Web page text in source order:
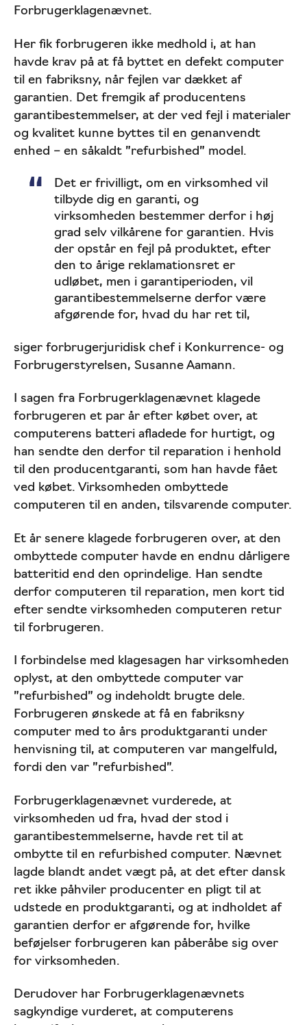
Forbrugerklagenævnet.
Her fik forbrugeren ikke medhold i, at han
havde krav på at få byttet en defekt computer
til en fabriksny, når fejlen var dækket af
garantien. Det fremgik af producentens
garantibestemmelser, at der ved fejl i materialer
og kvalitet kunne byttes til en genanvendt
enhed – en såkaldt ”refurbished” model.
Det er frivilligt, om en virksomhed vil
tilbyde dig en garanti, og
virksomheden bestemmer derfor i høj
grad selv vilkårene for garantien. Hvis
der opstår en fejl på produktet, efter
den to årige reklamationsret er
udløbet, men i garantiperioden, vil
garantibestemmelserne derfor være
afgørende for, hvad du har ret til,
siger forbrugerjuridisk chef i Konkurrence- og
Forbrugerstyrelsen, Susanne Aamann.
I sagen fra Forbrugerklagenævnet klagede
forbrugeren et par år efter købet over, at
computerens batteri afladede for hurtigt, og
han sendte den derfor til reparation i henhold
til den producentgaranti, som han havde fået
ved købet. Virksomheden ombyttede
computeren til en anden, tilsvarende computer.
Et år senere klagede forbrugeren over, at den
ombyttede computer havde en endnu dårligere
batteritid end den oprindelige. Han sendte
derfor computeren til reparation, men kort tid
efter sendte virksomheden computeren retur
til forbrugeren.
I forbindelse med klagesagen har virksomheden
oplyst, at den ombyttede computer var
”refurbished” og indeholdt brugte dele.
Forbrugeren ønskede at få en fabriksny
computer med to års produktgaranti under
henvisning til, at computeren var mangelfuld,
fordi den var ”refurbished”.
Forbrugerklagenævnet vurderede, at
virksomheden ud fra, hvad der stod i
garantibestemmelserne, havde ret til at
ombytte til en refurbished computer. Nævnet
lagde blandt andet vægt på, at det efter dansk
ret ikke påhviler producenter en pligt til at
udstede en produktgaranti, og at indholdet af
garantien derfor er afgørende for, hvilke
beføjelser forbrugeren kan påberåbe sig over
for virksomheden.
Derudover har Forbrugerklagenævnets
sagkyndige vurderet, at computerens